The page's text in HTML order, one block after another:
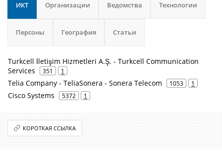
ИКТ Организации Ведомства Технологии
Персоны География Статьи
Turkcell İletişim Hizmetleri A.Ş. - Turkcell Communication
Services
351 1
Telia Company - TeliaSonera - Sonera Telecom 1053 1
Cisco Systems 5372 1
КОРОТКАЯ ССЫЛКА